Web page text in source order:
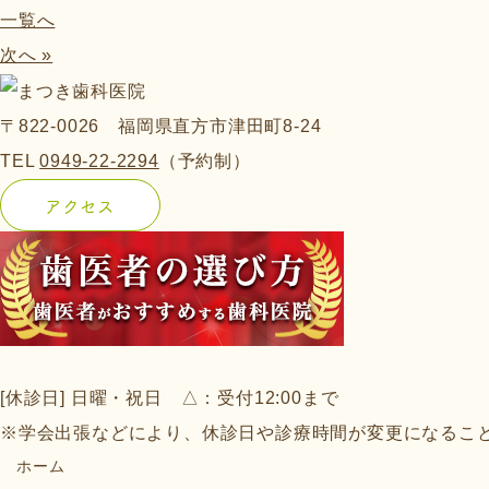
一覧へ
次へ »
〒822-0026 福岡県直方市津田町8-24
TEL0949-22-2294 （予約制）
アクセス
[休診日] 日曜・祝日 △：受付12:00まで
※学会出張などにより、休診日や診療時間が変更になるこ
ホーム